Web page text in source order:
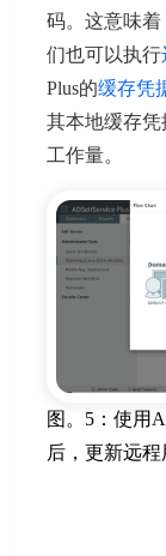
码。这意味
们也可以执行
Plus的缓存凭
其本地缓存
工作量。
图。5：使用
后，更新远